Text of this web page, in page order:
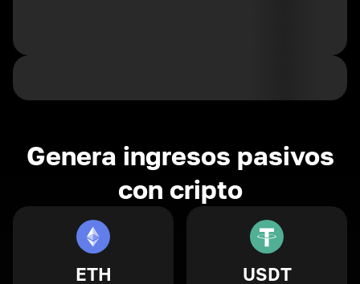
Genera ingresos pasivos
con cripto
ETH USDT